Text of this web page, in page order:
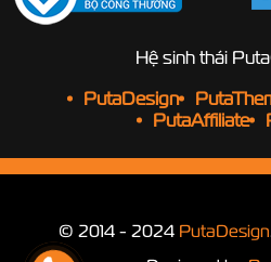
Hệ sinh thái
PutaDesign
PutaAffiliate
© 2014 - 2024 PutaDesign